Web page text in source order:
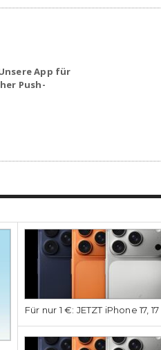
App für
Push-
Für nur 1 €: JETZT iPhone 17,